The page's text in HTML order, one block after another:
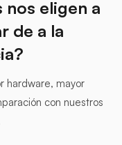
nos eligen a
de a la
hardware, mayor
con nuestros